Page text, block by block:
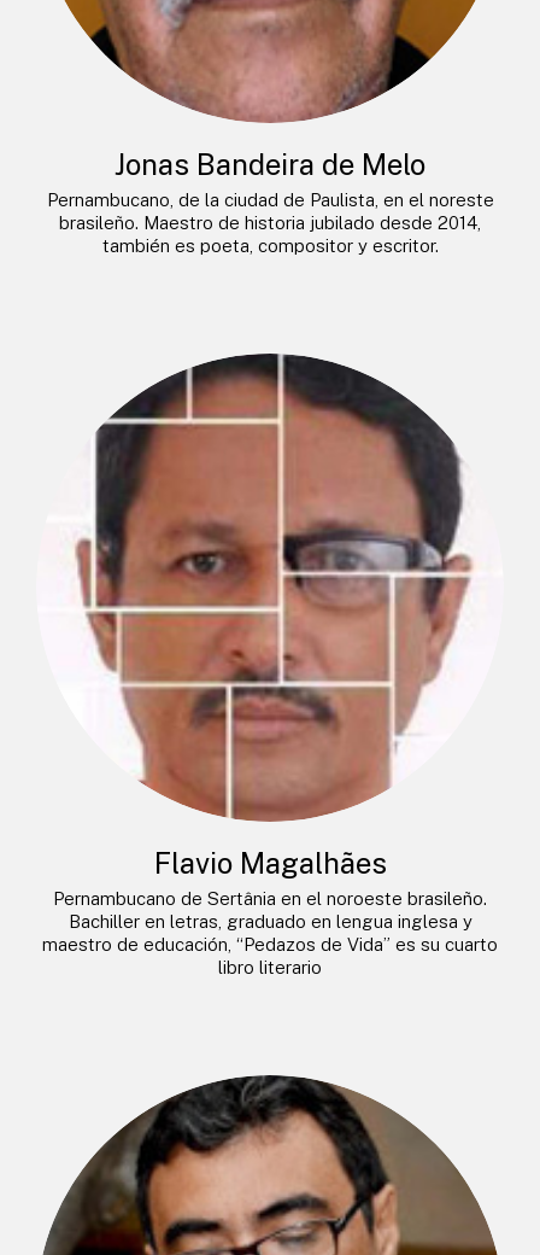
Jonas Bandeira de Melo
Pernambucano, de la ciudad de Paulista, en el noreste
brasileño. Maestro de historia jubilado desde 2014,
también es poeta, compositor y escritor.
Flavio Magalhães
Pernambucano de Sertânia en el noroeste brasileño.
Bachiller en letras, graduado en lengua inglesa y
maestro de educación, “Pedazos de Vida” es su cuarto
libro literario